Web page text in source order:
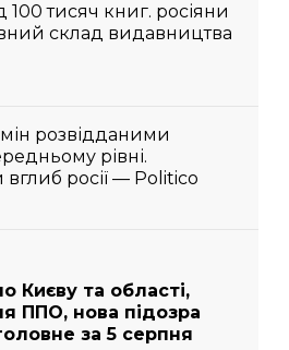
тисяч книг. росіяни
склад видавництва
розвідданими
рівні.
росії — Politico
Києву та області,
ППО, нова підозра
за 5 серпня